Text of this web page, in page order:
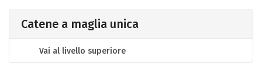
Catene a maglia unica
Vai al livello superiore